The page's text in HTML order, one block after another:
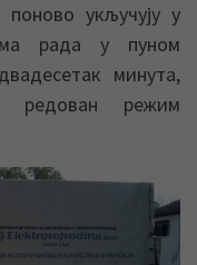
укључују у
рада у пуном
минута,
редован режим